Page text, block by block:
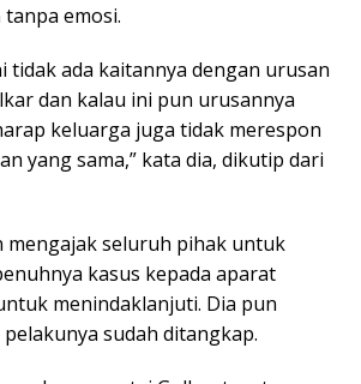
emosi.
tidak ada kaitannya dengan urusan
dan kalau ini pun urusannya
keluarga juga tidak merespon
yang sama,” kata dia, dikutip dari
mengajak seluruh pihak untuk
kasus kepada aparat
menindaklanjuti. Dia pun
sudah ditangkap.